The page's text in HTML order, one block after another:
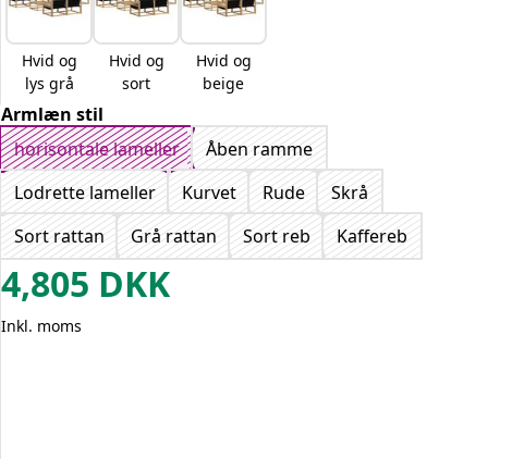
Hvid og
lys grå
Hvid og
sort
Hvid og
beige
Armlæn stil
horisontale lameller
Åben ramme
Lodrette lameller
Kurvet Rude
Skrå
Sort rattan
Grå rattan Sort reb Kaffereb
4,805 DKK
Inkl. moms